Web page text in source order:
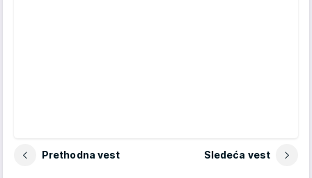
Prethodna vest Sledeća vest